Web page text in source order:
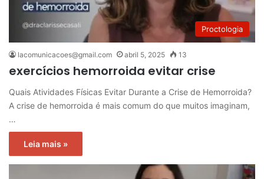
Proctologia
lacomunicacoes@gmail.com abril 5, 2025 13
exercícios hemorroida evitar crise
Quais Atividades Físicas Evitar Durante a Crise de Hemorroida?
A crise de hemorroida é mais comum do que muitos imaginam,
…
Leia mais »